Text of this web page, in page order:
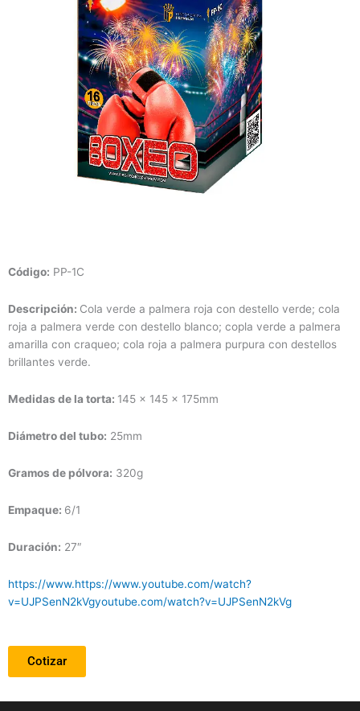
Código: PP-1C
Descripción: Cola verde a palmera roja con destello verde; cola
roja a palmera verde con destello blanco; copla verde a palmera
amarilla con craqueo; cola roja a palmera purpura con destellos
brillantes verde.
Medidas de la torta: 145 x 145 x 175mm
Diámetrodel tubo: 25mm
Gramos de pólvora: 320g
Empaque: 6/1
Duración: 27″
https://www.https://www.youtube.com/watch?
v=UJPSenN2kVgyoutube.com/watch?v=UJPSenN2kVg
Cotizar